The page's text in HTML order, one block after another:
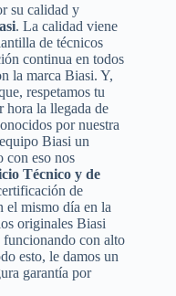
su calidad y
. La calidad viene
de técnicos
continua en todos
la marca Biasi. Y,
respetamos tu
hora la llegada de
por nuestra
Biasi un
con eso nos
Técnico y de
de
el mismo día en la
originales Biasi
funcionando con alto
esto, le damos un
garantía por